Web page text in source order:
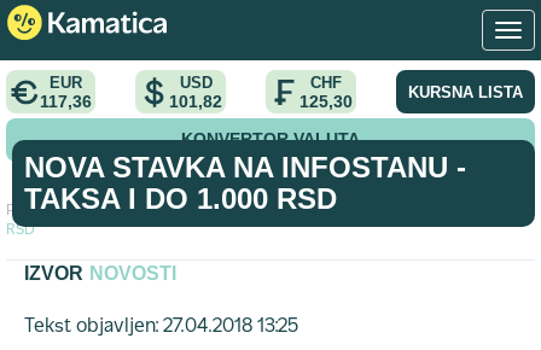
EUR
117,36
USD
101,82
CHF
125,30 KURSNA LISTA
KONVERTOR VALUTA
Početna > vest >
Nova stavka na Infostanu - taksa i do 1.000
RSD
NOVA STAVKA NA INFOSTANU -
TAKSA I DO 1.000 RSD
IZVOR NOVOSTI
Tekst objavljen: 27.04.2018 13:25